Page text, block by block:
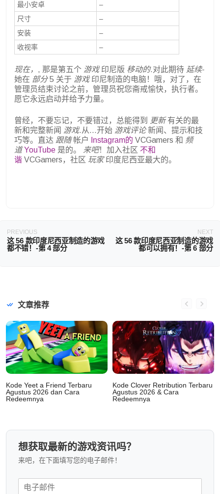
最小安卓
–
尺寸
–
安装
–
收视率
–
现在， , 那是第五个 游戏印尼版 移动的.对此期待 延续-
她在 部分5 关于 游戏印尼制造的电脑！哦，对了，在
管理员结束讨论之前，管理员祝您斋戒愉快，执行者。
愿它永远启动并给予力量。
曾经，不要忘记，不要错过，总能得到 更新有关的最
新和完整新闻 游戏.从...开始 游戏评论新闻、提示和技
巧等。直达 跟随帐户 Instagram的 VCGamers 和 频
道 YouTube 是的。 来吧！加入社区 不和
谐 VCGamers，社区 玩家印度尼西亚最大的。
PREVIOUS
这 56 款印度尼西亚制造的游戏
都不错！-第 4 部分
NEXT
这 56 款印度尼西亚制造的游戏
都可以拥有！-第 6 部分
文章推荐
Kode Yeet a Friend Terbaru
Agustus 2026 dan Cara
Redeemnya
Kode Clover Retribution Terbaru
Agustus 2026 & Cara
Redeemnya
想获取最新的游戏资讯吗？
来吧，在下面填写您的电子邮件！